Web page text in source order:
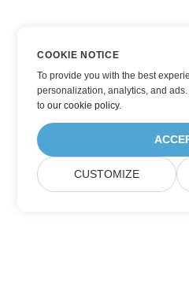
COOKIE NOTICE
To provide you with the best
personalization, analytics, and
toour cookie policy.
CUSTOMIZE